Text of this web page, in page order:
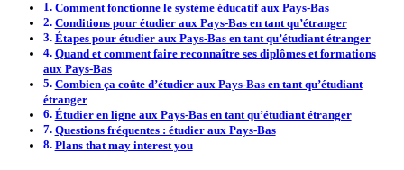
Comment fonctionne le système éducatif aux Pays-Bas
Conditions pour étudier aux Pays-Bas en tant qu’étranger
Étapes pour étudier aux Pays-Bas en tant qu’étudiant étranger
Quand et comment faire reconnaître ses diplômes et formations
aux Pays-Bas
Combien ça coûte d’étudier aux Pays-Bas en tant qu’étudiant
étranger
Étudier en ligne aux Pays-Bas en tant qu’étudiant étranger
Questions fréquentes : étudier aux Pays-Bas
Plans that may interest you